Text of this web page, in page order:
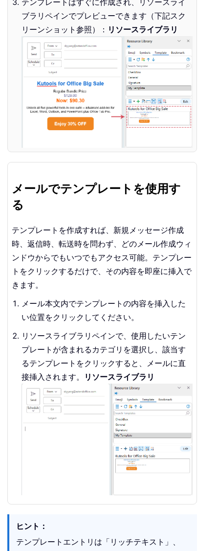
ブラリペインでプレビューできます（下記スク
リーンショット参照）： リソースライブラリ
メールでテンプレートを使用す
る
テンプレートを作成すれば、新規メッセージ作成
時、返信時、転送時を問わず、どのメール作成ウィ
ンドウからでもいつでもアクセス可能。テンプレー
トをクリックするだけで、その内容を即座に挿入で
きます。
メール本文内でテンプレートの内容を挿入した
い位置をクリックしてください。
リソースライブラリペインで、使用したいテン
プレートが含まれるカテゴリを選択し、該当す
るテンプレートをクリックすると、メールに直
接挿入されます。
リソースライブラリ
ヒント：
テンプレートエントリは「リッチテキスト」、